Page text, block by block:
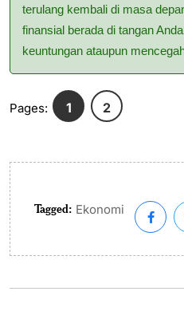
terulang kembali di masa
finansial berada di tangan
keuntungan ataupun
Pages: 1 2
Tagged: Ekonomi